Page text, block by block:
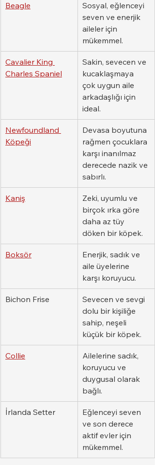
Beagle
Sosyal, eğlenceyi
seven ve enerjik
aileler için
mükemmel.
Cavalier King
Charles Spaniel
Sakin, sevecen ve
kucaklaşmaya
çok uygun aile
arkadaşlığı için
ideal.
Newfoundland
Köpeği
Devasa boyutuna
rağmen çocuklara
karşı inanılmaz
derecede nazik ve
sabırlı.
Kaniş
Zeki, uyumlu ve
birçok ırka göre
daha az tüy
döken bir köpek.
Boksör
Enerjik, sadık ve
aile üyelerine
karşı koruyucu.
Bichon Frise
Sevecen ve sevgi
dolu bir kişiliğe
sahip, neşeli
küçük bir köpek.
Collie
Ailelerine sadık,
koruyucu ve
duygusal olarak
bağlı.
İrlanda Setter
Eğlenceyi seven
ve son derece
aktif evler için
mükemmel.